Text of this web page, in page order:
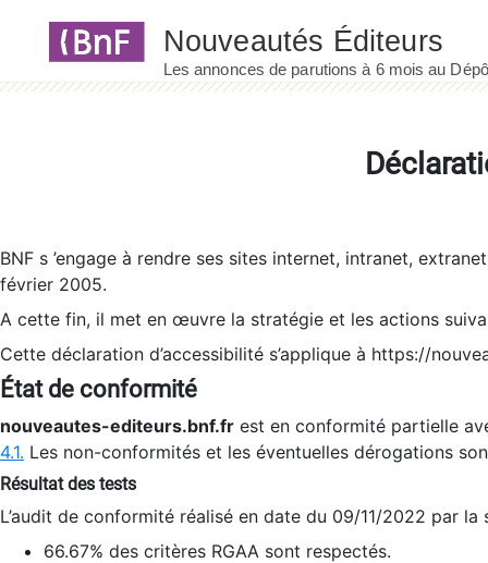
BNF s ’engage à rendre ses sites internet, intranet,
février 2005.
A cette fin, il met en œuvre la stratégie et les actions
Cette déclaration d’accessibilité s’applique à https://
État de conformité
nouveautes-editeurs.bnf.fr est en conformité partielle
4.1. Les non-conformités et les éventuelles dérogations
Résultat des tests
L’audit de conformité réalisé en date du 09/11/2022 par
66.67% des critères RGAA sont respectés.